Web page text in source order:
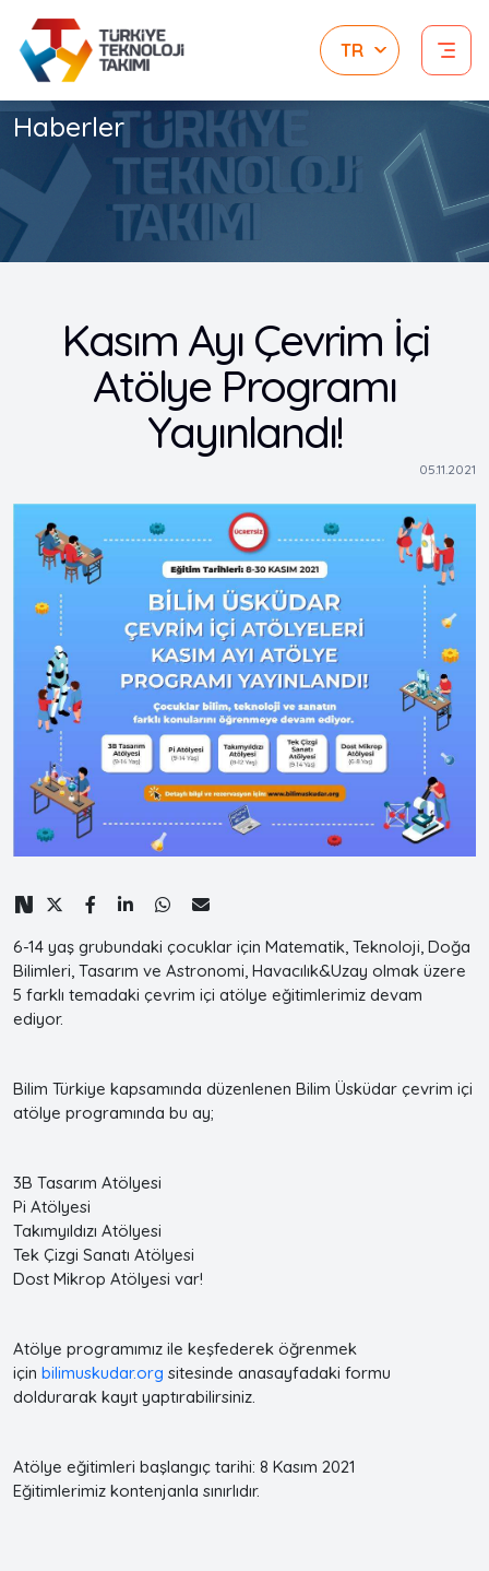
Haberler
Kasım Ayı Çevrim İçi
Atölye Programı
Yayınlandı!
05.11.2021
6-14 yaş grubundaki çocuklar için Matematik, Teknoloji, Doğa
Bilimleri, Tasarım ve Astronomi, Havacılık&Uzay olmak üzere
5 farklı temadaki çevrim içi atölye eğitimlerimiz devam
ediyor.
Bilim Türkiye kapsamında düzenlenen Bilim Üsküdar çevrim içi
atölye programında bu ay;
3B Tasarım Atölyesi
Pi Atölyesi
Takımyıldızı Atölyesi
Tek Çizgi Sanatı Atölyesi
Dost Mikrop Atölyesi var!
Atölye programımız ile keşfederek öğrenmek
için bilimuskudar.org sitesinde anasayfadaki formu
doldurarak kayıt yaptırabilirsiniz.
Atölye eğitimleri başlangıç tarihi: 8 Kasım 2021
Eğitimlerimiz kontenjanla sınırlıdır.